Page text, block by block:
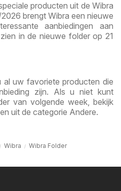
producten uit de Wibra
brengt Wibra een nieuwe
aanbiedingen aan
in de nieuwe folder op 21
uw favoriete producten die
zijn. Als u niet kunt
van volgende week, bekijk
uit de categorie Andere.
Wibra Wibra Folder